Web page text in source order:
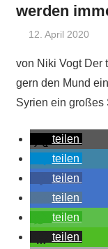
werden
12. April 2020
von Niki Vogt Der
gern den Mund
Syrien ein großes
teilen
teilen
teilen
teilen
teilen
teilen